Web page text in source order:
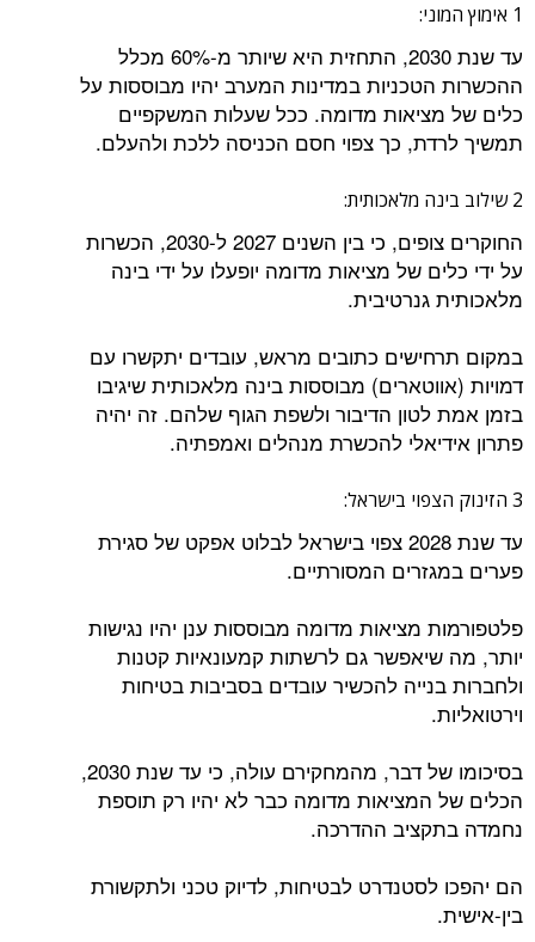
1 אימוץ המוני:
עד שנת 2030, התחזית היא שיותר מ-60% מכלל
ההכשרות הטכניות במדינות המערב יהיו מבוססות על
כלים של מציאות מדומה. ככל שעלות המשקפיים
תמשיך לרדת, כך צפוי חסם הכניסה ללכת ולהעלם.
2 שילוב בינה מלאכותית:
החוקרים צופים, כי בין השנים 2027 ל-2030, הכשרות
על ידי כלים של מציאות מדומה יופעלו על ידי בינה
מלאכותית גנרטיבית.
במקום תרחישים כתובים מראש, עובדים יתקשרו עם
דמויות (אווטארים) מבוססות בינה מלאכותית שיגיבו
בזמן אמת לטון הדיבור ולשפת הגוף שלהם. זה יהיה
פתרון אידיאלי להכשרת מנהלים ואמפתיה.
3 הזינוק הצפוי בישראל:
עד שנת 2028 צפוי בישראל לבלוט אפקט של סגירת
פערים במגזרים המסורתיים.
פלטפורמות מציאות מדומה מבוססות ענן יהיו נגישות
יותר, מה שיאפשר גם לרשתות קמעונאיות קטנות
ולחברות בנייה להכשיר עובדים בסביבות בטיחות
וירטואליות.
בסיכומו של דבר, מהמחקירם עולה, כי עד שנת 2030,
הכלים של המציאות מדומה כבר לא יהיו רק תוספת
נחמדה בתקציב ההדרכה.
הם יהפכו לסטנדרט לבטיחות, לדיוק טכני ולתקשורת
בין-אישית.